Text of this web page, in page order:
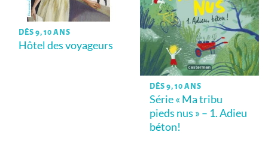
DÈS 9, 10 ANS
Hôtel des voyageurs
DÈS 9, 10 ANS
Série « Ma tribu
pieds nus » – 1. Adieu
béton!